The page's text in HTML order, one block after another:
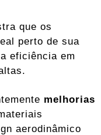
que os
perto de sua
eficiência em
melhorias
aerodinâmico